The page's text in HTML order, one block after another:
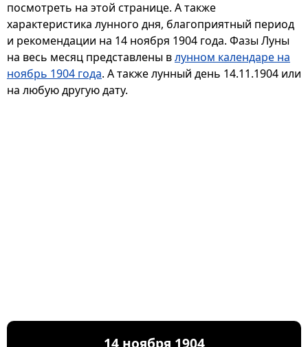
посмотреть на этой странице. А также
характеристика лунного дня, благоприятный период
и рекомендации на 14 ноября 1904 года. Фазы Луны
на весь месяц представлены влунном календаре на
ноябрь 1904 года. А также лунный день 14.11.1904 или
на любую другую дату.